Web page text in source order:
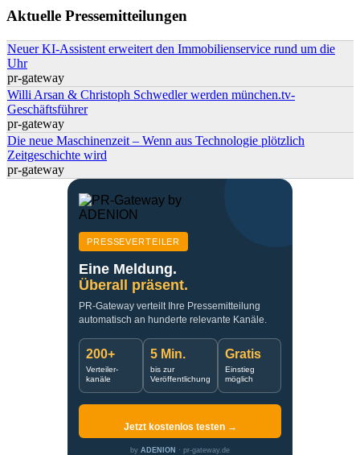
Aktuelle Pressemitteilungen
Neuer KI-Assistent erweitert den Immobilienservice rund um die
Uhr
pr-gateway
Willi Arsan & Christoph Schwedler werden münchen.tv-
Geschäftsführer
pr-gateway
Die neue Maschinenzeit – Wenn aus Technologie plötzlich
Zeitgeschichte wird
pr-gateway
PRESSEVERTEILER
Eine Meldung.
Überall präsent.
PR-Gateway verteilt Ihre Pressemitteilung
automatisch an hunderte relevante Kanäle.
200+
Verteiler-
kanäle
5 Min.
bis zur
Veröffentlichung
Gratis
Einstieg
möglich
Jetzt kostenlos testen →
by ADENION · pr-gateway.de